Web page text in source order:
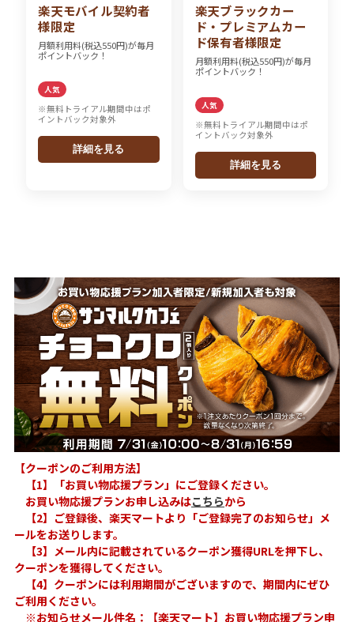
楽天モバイル契約者
様限定
月額利用料(税込550円)が毎月
ポイントバック！
人気
※無料トライアル期間中はポ
イントバック対象外
詳細を見る
楽天ブラックカー
ド・プレミアムカー
ド保有者様限定
月額利用料(税込550円)が毎月
ポイントバック！
人気
※無料トライアル期間中はポ
イントバック対象外
詳細を見る
【クーポンのご利用方法】
【1】「お買い物応援プラン」にご登録ください。
お買い物応援プランお申し込みはこちらから
【2】ご登録後、楽天マートより「ご登録完了のお知らせ」メ
ールをお送りします。
【3】メール内に記載されているクーポン獲得URLを押下し、
クーポンを獲得してください。
【4】クーポンには利用期間がございますので、期間内にぜひ
ご利用ください。
※お知らせメール件名：【楽天マート】お買い物応援プラン申